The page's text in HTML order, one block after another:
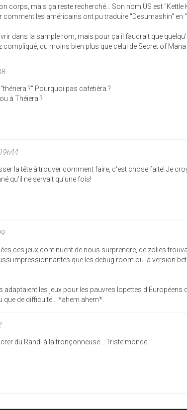
corps, mais ça reste recherché... Son nom US est "Kettle
comment les américains ont pu traduire "Desumashin" en
dans la sample rom, mais pour ça il faudrait que
compliqué, du moins bien plus que celui de Secret of Mana
?" Pourquoi pas cafetièra ?
à Théiera ?
la tête à trouver comment faire, c'est chose faite! Je
qu'il ne servait qu'une fois!
ces jeux continuent de nous surprendre, de zolies
impressionnantes que les debug room ou la version
les jeux pour les pauvres lopettes d'Européens
de difficulté... *ahem ahem*.
du Randi à la tronçonneuse... Triste monde.